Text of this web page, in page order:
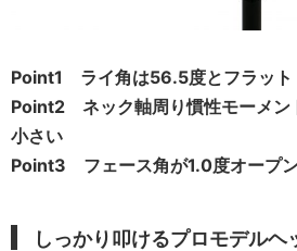
Point1 ライ角は56.5度とフラット
Point2 ネック軸周り慣性モーメ
小さい
Point3 フェース角が1.0度オープ
しっかり叩けるプロモデルヘ